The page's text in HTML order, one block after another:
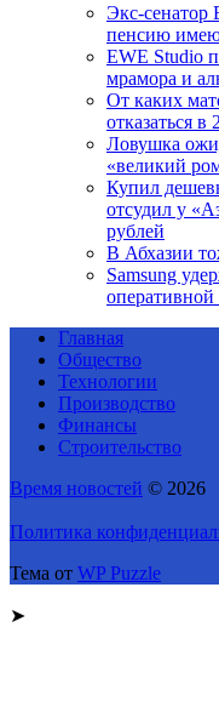
Экс-сенатор
пенсию
EWE Studio
мрамора и
От каких
отказаться в
Ловушка
«великий
Купил
отсудил у
рублей
В Абхазии
Samsung
оперативной
Главная
Общество
Технологии
Производство
Финансы
Строительство
Время новостей © 2026
Политика
Тема от WP Puzzle
➤